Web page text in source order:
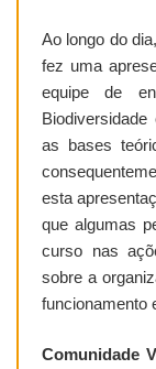
Ao longo do
fez uma
equipe de
as bases
esta
que algumas
curso nas
sobre a
funcionamento
Comunidade